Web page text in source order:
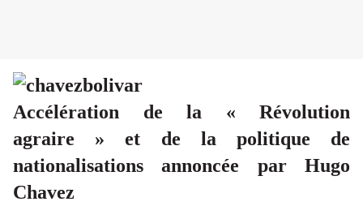
Accélération de la « Révolution
agraire » et de la politique de
nationalisations annoncée par Hugo
Chavez